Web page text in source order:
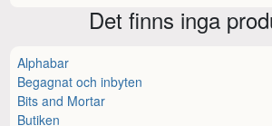
Det finns inga
Alphabar
Begagnat och inbyten
Bits and Mortar
Butiken